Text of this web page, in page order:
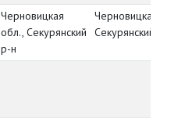
Черновицкая
обл., Секурянский
р-н
Черновицкая
Секурянский РВК